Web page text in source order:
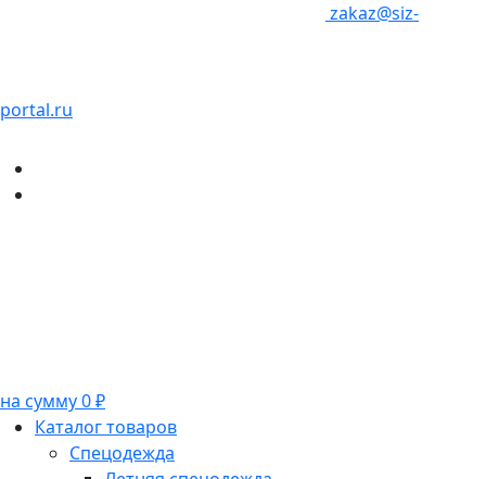
zakaz@siz-
portal.ru
на сумму 0 ₽
Каталог товаров
Спецодежда